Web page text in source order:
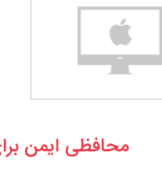
محافظی ایمن